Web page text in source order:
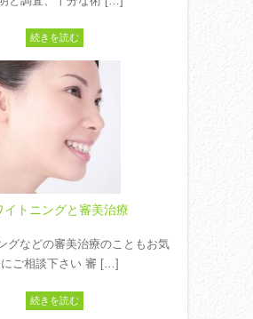
続きを読む
イトニングと審美治療
グなどの審美治療のこともお気
ご相談下さい 審 […]
続きを読む